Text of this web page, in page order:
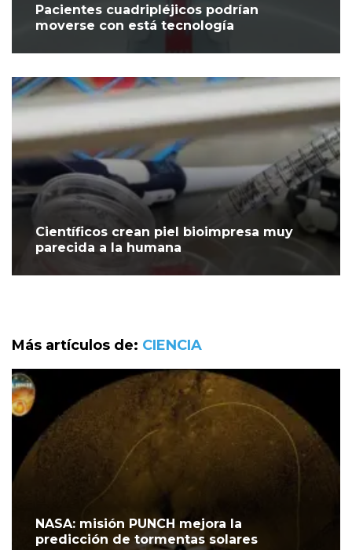
Pacientes cuadripléjicos podrían
moverse con está tecnología
Científicos crean piel bioimpresa muy
parecida a la humana
Más artículos de: CIENCIA
NASA: misión PUNCH mejora la
predicción de tormentas solares